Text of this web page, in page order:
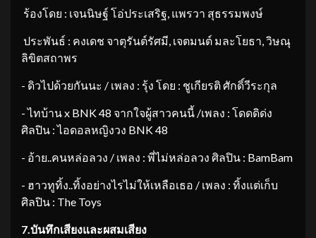
​ร้องโดย : เจนนิษฐ์ โอ่ประเสริฐ, แพรวา สุธรรมพงษ์
​ประพันธ์ : คงเดช จาตุรันต์รัศมี, เจตมนต์ มละโยธา, วิษณุ
ลิขิตสถาพร
​- ดิวไปด้วยกันนะ / เพลง : รุ้ง โดย : ชูเกียรติ ศักดิ์วีระกุล
​- ไทบ้าน x BNK 48 จากใจผู้สาวคนนี้ /เพลง : โดดดิด่ง
ศิลปิน : ไอดอลหญิงวง BNK 48
​- อ้าย..คนหล่อลวง / เพลง : พี่ไม่หล่อลวง ศิลปิน : BamBam
​- ฮาวทูทิ้ง..ทิ้งอย่างไรไม่ให้เหลือเธอ / เพลง : ทิ้งแต่เก็บ
ศิลปิน : The Toys
7. บันทึกเสียงและผสมเสียง